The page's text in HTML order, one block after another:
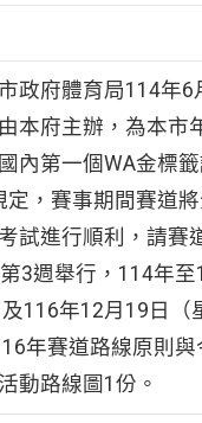
政府體育局114年
本府主辦，為本市
內第一個WA金標
定，賽事期間賽道
試進行順利，請賽
3週舉行，114年
116年12月19日（
年賽道路線原則
動路線圖1份。